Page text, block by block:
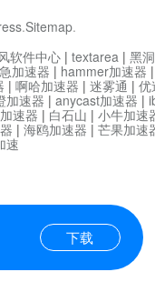
.Sitemap.
下载
软件中心 | textarea | 黑
加速器 | hammer加速器
| 啊哈加速器 | 迷雾通 | 优
加速器 | anycast加速器 |
速器 | 白石山 | 小牛加速
| 海鸥加速器 | 芒果加速
速